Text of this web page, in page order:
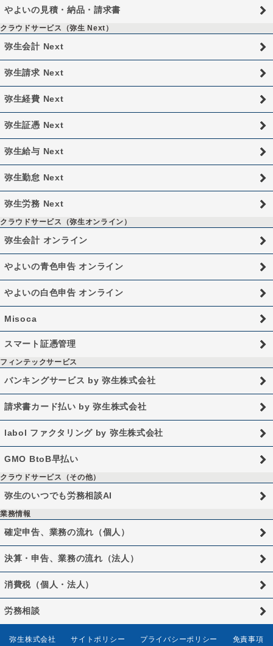
やよいの見積・納品・請求書
クラウドサービス（弥生 Next）
弥生会計 Next
弥生請求 Next
弥生経費 Next
弥生証憑 Next
弥生給与 Next
弥生勤怠 Next
弥生労務 Next
クラウドサービス（弥生オンライン）
弥生会計 オンライン
やよいの青色申告 オンライン
やよいの白色申告 オンライン
Misoca
スマート証憑管理
フィンテックサービス
バンキングサービス by 弥生株式会社
請求書カード払い by 弥生株式会社
labol ファクタリング by 弥生株式会社
GMO BtoB早払い
クラウドサービス（その他）
弥生のいつでも労務相談AI
業務情報
確定申告、業務の流れ（個人）
決算・申告、業務の流れ（法人）
消費税（個人・法人）
労務相談
弥生株式会社 サイトポリシー プライバシーポリシー 免責事項